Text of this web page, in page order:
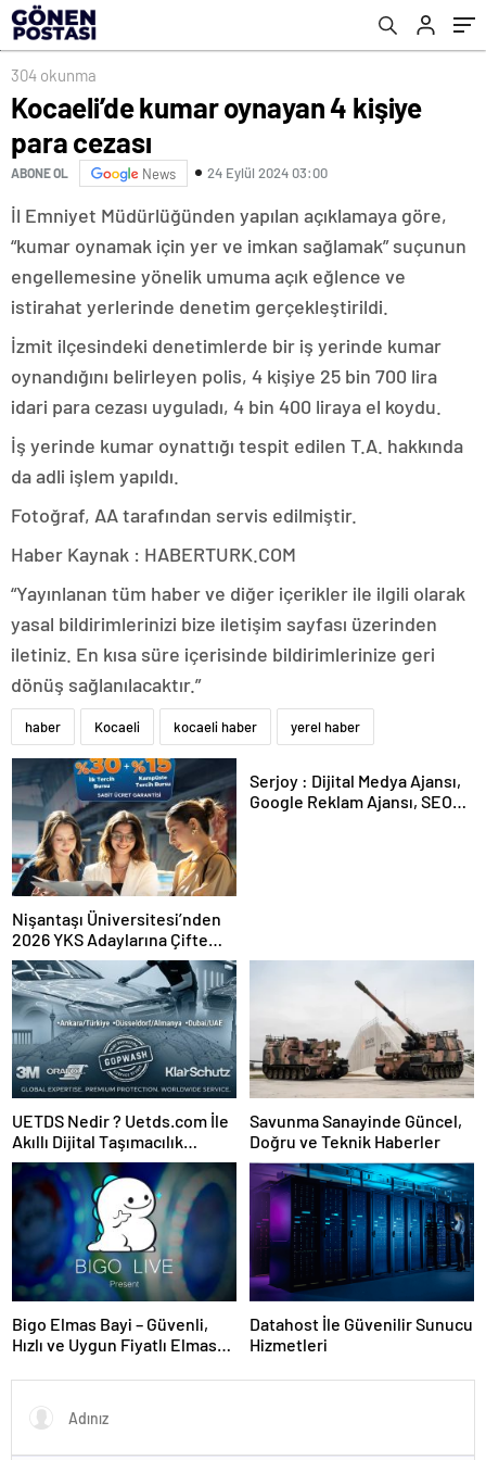
304 okunma
Kocaeli’de kumar oynayan 4 kişiye
para cezası
ABONE OL News 24 Eylül 2024 03:00
İl Emniyet Müdürlüğünden yapılan açıklamaya göre,
“kumar oynamak için yer ve imkan sağlamak” suçunun
engellemesine yönelik umuma açık eğlence ve
istirahat yerlerinde denetim gerçekleştirildi.
İzmit ilçesindeki denetimlerde bir iş yerinde kumar
oynandığını belirleyen polis, 4 kişiye 25 bin 700 lira
idari para cezası uyguladı, 4 bin 400 liraya el koydu.
İş yerinde kumar oynattığı tespit edilen T.A. hakkında
da adli işlem yapıldı.
Fotoğraf, AA tarafından servis edilmiştir.
Haber Kaynak : HABERTURK.COM
“Yayınlanan tüm haber ve diğer içerikler ile ilgili olarak
yasal bildirimlerinizi bize iletişim sayfası üzerinden
iletiniz. En kısa süre içerisinde bildirimlerinize geri
dönüş sağlanılacaktır.”
haber Kocaeli kocaeli haber yerel haber
Nişantaşı Üniversitesi’nden
2026 YKS Adaylarına Çifte
Güvence: Sabit Ücret ve
Kesintisiz Burs
Serjoy : Dijital Medya Ajansı,
Google Reklam Ajansı, SEO
UETDS Nedir ? Uetds.com İle
Akıllı Dijital Taşımacılık
Yazılımı
Savunma Sanayinde Güncel,
Doğru ve Teknik Haberler
Bigo Elmas Bayi – Güvenli,
Hızlı ve Uygun Fiyatlı Elmas
Datahost İle Güvenilir Sunucu
Hizmetleri